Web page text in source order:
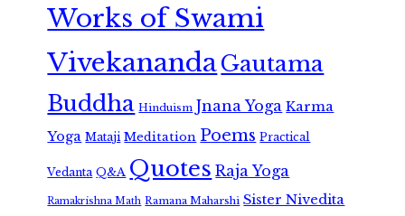
Works of Swami
VivekanandaGautama
Buddha Hinduism Jnana Yoga Karma
Yoga Mataji Meditation Poems Practical
Vedanta Q&A Quotes Raja Yoga
Ramakrishna Math Ramana Maharshi Sister Nivedita